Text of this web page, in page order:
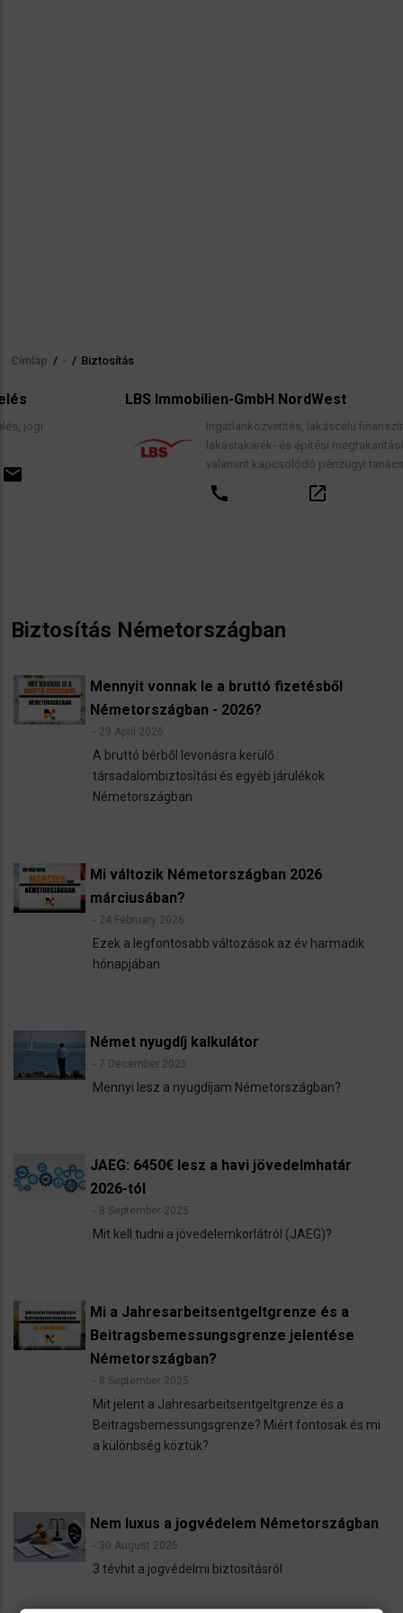
Morzsa
Címlap / - / Biztosítás
LBS Immobilien-GmbH NordWest
Ingatlanközvetítés, lakáscélú finanszírozási hitelek,
lakástakarék- és építési megtakarítási
valamint kapcsolódó pénzügyi tanácsadás.
Biztosítás Németországban
Mennyit vonnak le a bruttó fizetésből
Németországban - 2026?
29 April 2026
A bruttó bérből levonásra kerülő
társadalombiztosítási és egyéb járulékok
Németországban
Mi változik Németországban 2026
márciusában?
24 February 2026
Ezek a legfontosabb változások az év harmadik
hónapjában
Német nyugdíj kalkulátor
7 December 2025
Mennyi lesz a nyugdíjam Németországban?
JAEG: 6450€ lesz a havi jövedelmhatár
2026-tól
8 September 2025
Mit kell tudni a jövedelemkorlátról (JAEG)?
Mi a Jahresarbeitsentgeltgrenze és a
Beitragsbemessungsgrenze jelentése
Németországban?
8 September 2025
Mit jelent a Jahresarbeitsentgeltgrenze és a
Beitragsbemessungsgrenze? Miért fontosak és mi
a különbség köztük?
Nem luxus a jogvédelem Németországban
30 August 2025
3 tévhit a jogvédelmi biztosításról